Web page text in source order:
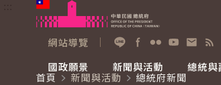
跳到主要內容
網站導覽
國政願景 新聞與活動 總統與
首頁
新聞與活動
總統府新聞